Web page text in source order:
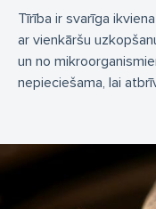
Tīrība ir svarīga
ar vienkāršu
un no
nepieciešama, lai